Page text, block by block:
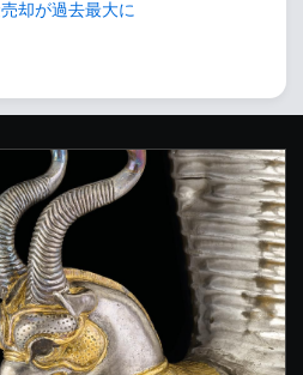
却が過去最大に